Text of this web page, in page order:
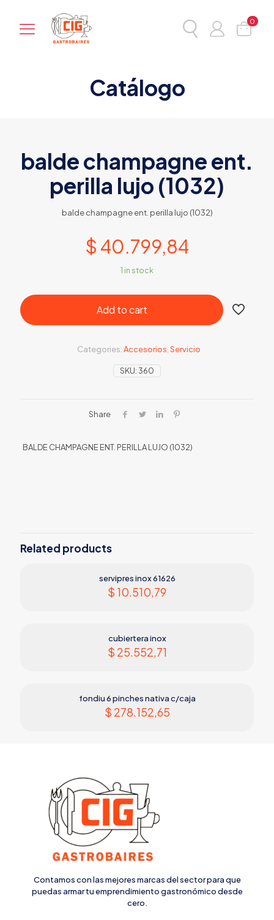
0
Catálogo
balde champagne ent.
perilla lujo (1032)
balde champagne ent. perilla lujo (1032)
$ 40.799,84
1 in stock
Add to cart
SKU:360
Categories:Accesorios Servicio
Share
BALDE CHAMPAGNE ENT. PERILLA LUJO (1032)
Related products
servipres inox 61626
$ 10.510,79
cubiertera inox
$ 25.552,71
fondiu 6 pinches nativa c/caja
$ 278.152,65
Contamos con las mejores marcas del sector para que
puedas armar tu emprendimiento gastronómico desde
cero.